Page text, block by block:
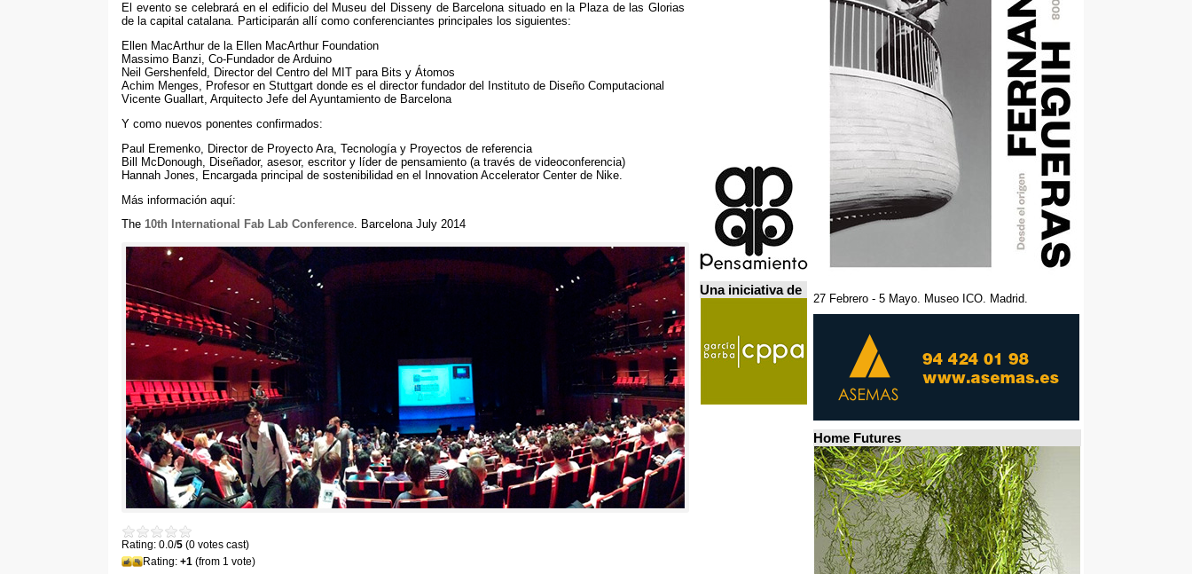
El evento se celebrará en el edificio del Museu del Disseny de Barcelona situado en la Plaza de las Glorias
de la capital catalana. Participarán allí como conferenciantes principales los siguientes:
Ellen MacArthur de la Ellen MacArthur Foundation
Massimo Banzi, Co-Fundador de Arduino
Neil Gershenfeld, Director del Centro del MIT para Bits y Átomos
Achim Menges, Profesor en Stuttgart donde es el director fundador del Instituto de Diseño Computacional
Vicente Guallart, Arquitecto Jefe del Ayuntamiento de Barcelona
Y como nuevos ponentes confirmados:
Paul Eremenko
Director de Proyecto Ara Tecnología y Proyectos de referencia
Bill McDonough
Diseñador, asesor, escritor y líder de pensamiento (a través de videoconferencia)
Hannah Jones
Encargada principal de sostenibilidad en el Innovation Accelerator Center de Nike
Más información aquí:
The 10th International Fab Lab Conference. Barcelona July 2014
Rating: 0.0/5 (0 votes cast)
Rating: +1 (from 1 vote)
Una iniciativa de
27 Febrero - 5 Mayo. Museo ICO. Madrid.
Home Futures